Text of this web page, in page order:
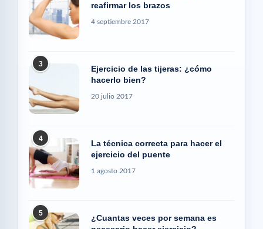
reafirmar los brazos
4 septiembre 2017
3
Ejercicio de las tijeras: ¿cómo
hacerlo bien?
20 julio 2017
4
La técnica correcta para hacer el
ejercicio del puente
1 agosto 2017
5
¿Cuantas veces por semana es